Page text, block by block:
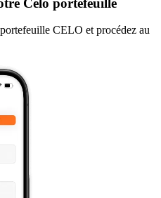
CELO et procédez au